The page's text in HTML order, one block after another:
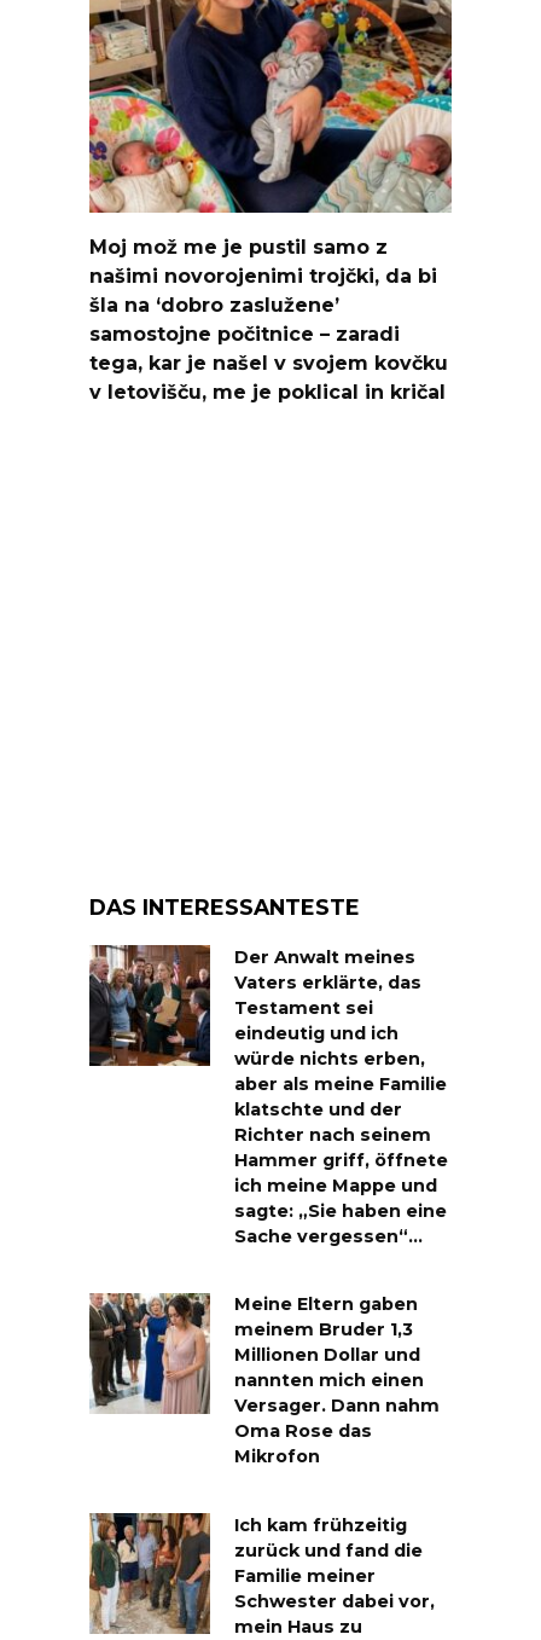
Moj mož me je pustil samo z
našimi novorojenimi trojčki, da bi
šla na ‘dobro zaslužene’
samostojne počitnice – zaradi
tega, kar je našel v svojem kovčku
v letovišču, me je poklical in kričal
DAS INTERESSANTESTE
Der Anwalt meines
Vaters erklärte, das
Testament sei
eindeutig und ich
würde nichts erben,
aber als meine Familie
klatschte und der
Richter nach seinem
Hammer griff, öffnete
ich meine Mappe und
sagte: „Sie haben eine
Sache vergessen“…
Meine Eltern gaben
meinem Bruder 1,3
Millionen Dollar und
nannten mich einen
Versager. Dann nahm
Oma Rose das
Mikrofon
Ich kam frühzeitig
zurück und fand die
Familie meiner
Schwester dabei vor,
mein Haus zu